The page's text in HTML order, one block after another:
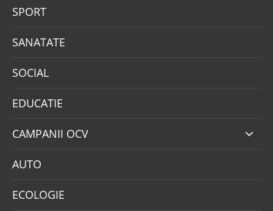
SPORT
SANATATE
SOCIAL
EDUCATIE
CAMPANII OCV
AUTO
ECOLOGIE